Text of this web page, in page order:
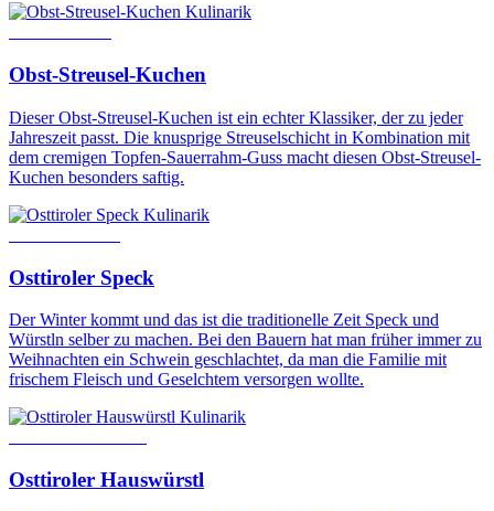
Kulinarik
Obst-Streusel-Kuchen
Dieser Obst-Streusel-Kuchen ist ein echter Klassiker, der zu jeder
Jahreszeit passt. Die knusprige Streuselschicht in Kombination mit
dem cremigen Topfen-Sauerrahm-Guss macht diesen Obst-Streusel-
Kuchen besonders saftig.
Kulinarik
Osttiroler Speck
Der Winter kommt und das ist die traditionelle Zeit Speck und
Würstln selber zu machen. Bei den Bauern hat man früher immer zu
Weihnachten ein Schwein geschlachtet, da man die Familie mit
frischem Fleisch und Geselchtem versorgen wollte.
Kulinarik
Osttiroler Hauswürstl